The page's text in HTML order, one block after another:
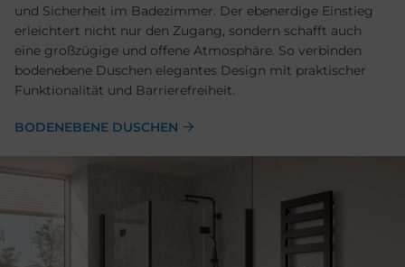
und Sicherheit im Badezimmer. Der ebenerdige Einstieg
erleichtert nicht nur den Zugang, sondern schafft auch
eine großzügige und offene Atmosphäre. So verbinden
bodenebene Duschen elegantes Design mit praktischer
Funktionalität und Barrierefreiheit.
BODENEBENE DUSCHEN